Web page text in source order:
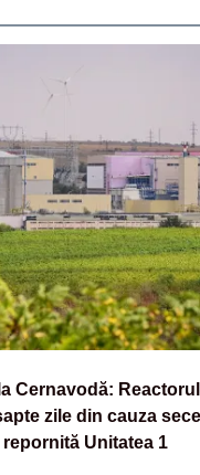
Cernavodă:
zile din cauza
Unitatea 1